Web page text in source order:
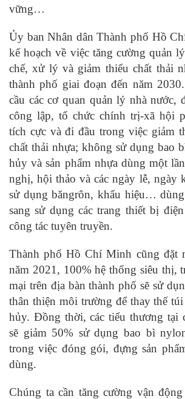
vững…
Ủy ban Nhân dân Thành phố Hồ
kế hoạch về việc tăng cường quản
chế, xử lý và giảm thiểu chất thải
thành phố giai đoạn đến năm
cầu các cơ quan quản lý nhà nước,
công lập, tổ chức chính trị-xã hội
tích cực và đi đầu trong việc giảm
chất thải nhựa; không sử dụng bao
hủy và sản phẩm nhựa dùng một
nghị, hội thảo và các ngày lễ, ngày
sử dụng băngrôn, khẩu hiệu…
sang sử dụng các trang thiết bị
công tác tuyên truyền.
Thành phố Hồ Chí Minh cũng đặt
năm 2021, 100% hệ thống siêu thị,
mại trên địa bàn thành phố sẽ sử
thân thiện môi trường để thay thế
hủy. Đồng thời, các tiểu thương tại
sẽ giảm 50% sử dụng bao bì
trong việc đóng gói, đựng sản
dùng.
Chúng ta cần tăng cường vận